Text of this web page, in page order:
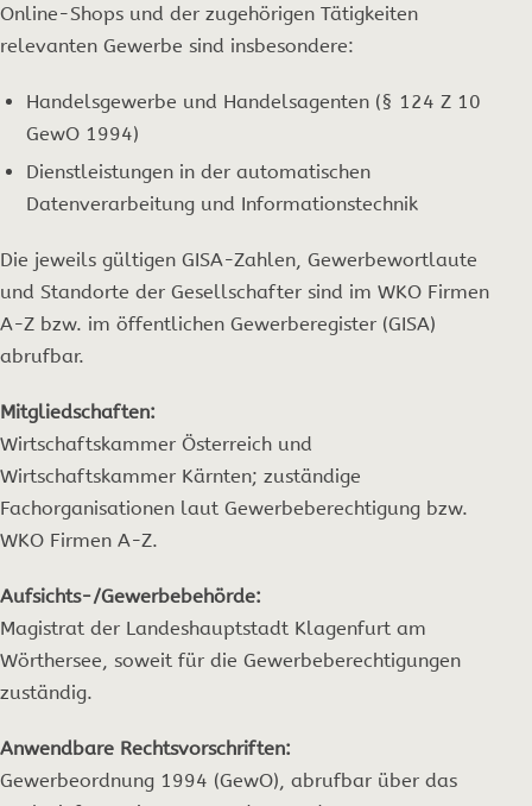
Online-Shops und der zugehörigen Tätigkeiten
relevanten Gewerbe sind insbesondere:
Handelsgewerbe und Handelsagenten (§ 124 Z 10
GewO 1994)
Dienstleistungen in der automatischen
Datenverarbeitung und Informationstechnik
Die jeweils gültigen GISA-Zahlen, Gewerbewortlaute
und Standorte der Gesellschafter sind im WKO Firmen
A-Z bzw. im öffentlichen Gewerberegister (GISA)
abrufbar.
Mitgliedschaften:
Wirtschaftskammer Österreich und
Wirtschaftskammer Kärnten; zuständige
Fachorganisationen laut Gewerbeberechtigung bzw.
WKO Firmen A-Z.
Aufsichts-/Gewerbebehörde:
Magistrat der Landeshauptstadt Klagenfurt am
Wörthersee, soweit für die Gewerbeberechtigungen
zuständig.
Anwendbare Rechtsvorschriften:
Gewerbeordnung 1994 (GewO), abrufbar über das